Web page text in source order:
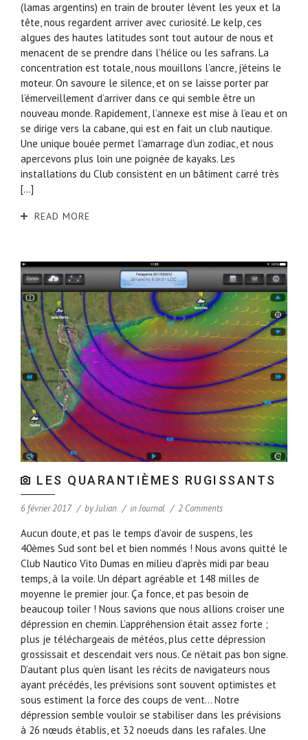
(lamas argentins) en train de brouter lèvent les yeux et la
tête, nous regardent arriver avec curiosité. Le kelp, ces
algues des hautes latitudes sont tout autour de nous et
menacent de se prendre dans l’hélice ou les safrans. La
concentration est totale, nous mouillons l’ancre, j’éteins le
moteur. On savoure le silence, et on se laisse porter par
l’émerveillement d’arriver dans ce qui semble être un
nouveau monde. Rapidement, l’annexe est mise à l’eau et on
se dirige vers la cabane, qui est en fait un club nautique.
Une unique bouée permet l’amarrage d’un zodiac, et nous
apercevons plus loin une poignée de kayaks. Les
installations du Club consistent en un bâtiment carré très
[…]
READ MORE
LES QUARANTIÈMES RUGISSANTS
6 février 2017 byJulian inJournal 2 Comments
Aucun doute, et pas le temps d’avoir de suspens, les
40èmes Sud sont bel et bien nommés ! Nous avons quitté le
Club Nautico Vito Dumas en milieu d’après midi par beau
temps, à la voile. Un départ agréable et 148 milles de
moyenne le premier jour. Ça fonce, et pas besoin de
beaucoup toiler ! Nous savions que nous allions croiser une
dépression en chemin. L’appréhension était assez forte ;
plus je téléchargeais de météos, plus cette dépression
grossissait et descendait vers nous. Ce n’était pas bon signe.
D’autant plus qu’en lisant les récits de navigateurs nous
ayant précédés, les prévisions sont souvent optimistes et
sous estiment la force des coups de vent… Notre
dépression semble vouloir se stabiliser dans les prévisions
à 26 nœuds établis, et 32 noeuds dans les rafales. Une